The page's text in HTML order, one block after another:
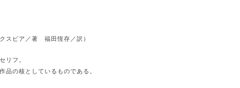
スピア／著 福田恆存／訳）
リフ。
品の核としているものである。